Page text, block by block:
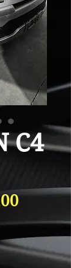
C4
Precio